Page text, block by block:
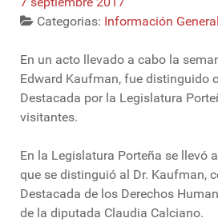
Categorias: Información General
En un acto llevado a cabo la
Edward Kaufman, fue distinguido
Destacada por la Legislatura
visitantes.
En la Legislatura Porteña se llevó
que se distinguió al Dr. Kaufman,
Destacada de los Derechos
de la diputada Claudia Calciano.